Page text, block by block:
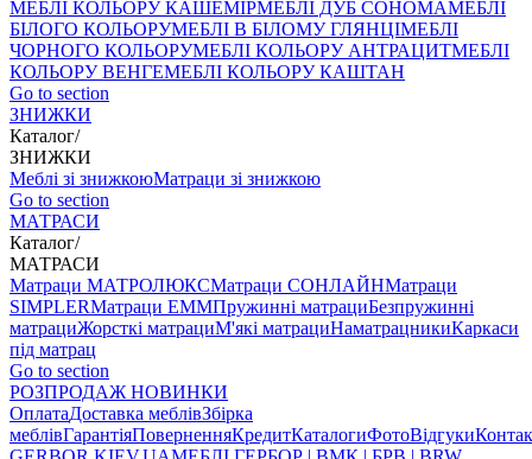
МЕБЛІ КОЛЬОРУ КАШЕМІРМЕБЛІ ДУБ СОНОМАМЕБЛІ
БІЛОГО КОЛЬОРУМЕБЛІ В БІЛОМУ ГЛЯНЦІМЕБЛІ
ЧОРНОГО КОЛЬОРУМЕБЛІ КОЛЬОРУ АНТРАЦИТМЕБЛІ
КОЛЬОРУ ВЕНГЕМЕБЛІ КОЛЬОРУ КАШТАН
Go to section
ЗНИЖКИ
Каталог/
ЗНИЖКИ
Меблі зі знижкоюМатраци зі знижкою
Go to section
МАТРАСИ
Каталог/
МАТРАСИ
Матраци МАТРОЛЮКСМатраци СОНЛАЙНМатраци
SIMPLERМатраци ЕММПружинні матрациБезпружинні
матрациЖорсткі матрациМ'які матрациНаматрацникиКаркаси
під матрац
Go to section
РОЗПРОДАЖ НОВИНКИ
ОплатаДоставка меблівЗбірка
меблівГарантіяПоверненняКредитКаталогиФотоВідгуки